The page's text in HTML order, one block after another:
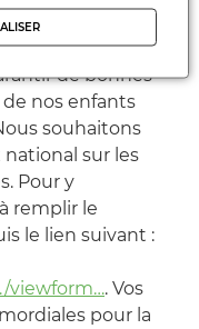
de bonnes
nos enfants
souhaitons
sur les
Pour y
remplir le
le lien suivant :
viewform…. Vos
pour la